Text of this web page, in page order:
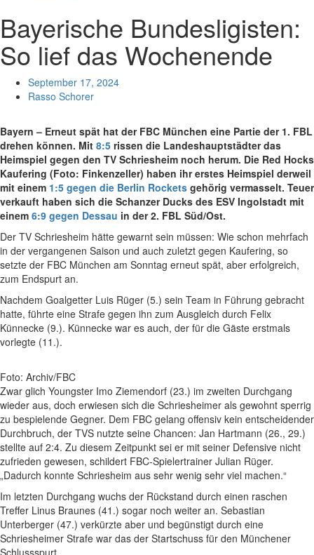
Bayerische Bundesligisten:
So lief das Wochenende
September 17, 2024
Rasso Schorer
Bayern – Erneut spät hat der FBC München eine Partie der 1. FBL
drehen können. Mit 8:5 rissen die Landeshauptstädter das
Heimspiel gegen den TV Schriesheim noch herum. Die Red Hocks
Kaufering (Foto: Finkenzeller) haben ihr erstes Heimspiel derweil
mit einem 1:5 gegen die Berlin Rockets gehörig vermasselt. Teuer
verkauft haben sich die Schanzer Ducks des ESV Ingolstadt mit
einem 6:9 gegen Dessau in der 2. FBL Süd/Ost.
Der TV Schriesheim hätte gewarnt sein müssen: Wie schon mehrfach
in der vergangenen Saison und auch zuletzt gegen Kaufering, so
setzte der FBC München am Sonntag erneut spät, aber erfolgreich,
zum Endspurt an.
Nachdem Goalgetter Luis Rüger (5.) sein Team in Führung gebracht
hatte, führte eine Strafe gegen ihn zum Ausgleich durch Felix
Künnecke (9.). Künnecke war es auch, der für die Gäste erstmals
vorlegte (11.).
Foto: Archiv/FBC
Zwar glich Youngster Imo Ziemendorf (23.) im zweiten Durchgang
wieder aus, doch erwiesen sich die Schriesheimer als gewohnt sperrig
zu bespielende Gegner. Dem FBC gelang offensiv kein entscheidender
Durchbruch, der TVS nutzte seine Chancen: Jan Hartmann (26., 29.)
stellte auf 2:4. Zu diesem Zeitpunkt sei er mit seiner Defensive nicht
zufrieden gewesen, schildert FBC-Spielertrainer Julian Rüger.
„Dadurch konnte Schriesheim aus sehr wenig sehr viel machen.“
Im letzten Durchgang wuchs der Rückstand durch einen raschen
Treffer Linus Braunes (41.) sogar noch weiter an. Sebastian
Unterberger (47.) verkürzte aber und begünstigt durch eine
Schriesheimer Strafe war das der Startschuss für den Münchener
Schlussspurt.